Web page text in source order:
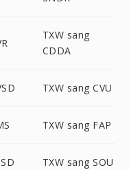
TXW sang
CDDA
TXW sang CVU
TXW sang FAP
TXW sang SOU